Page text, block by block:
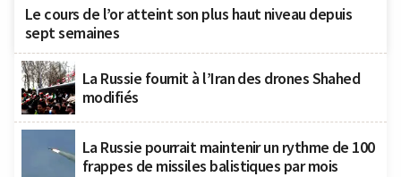
Le cours de l’or atteint son plus haut niveau depuis
sept semaines
La Russie fournit à l’Iran des drones Shahed
modifiés
La Russie pourrait maintenir un rythme de 100
frappes de missiles balistiques par mois